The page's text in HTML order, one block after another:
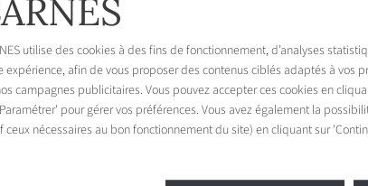
Tropez
mai 1945
France
utilise des cookies à des fins de fonctionnement, d’analyses
expérience, afin de vous proposer des contenus ciblés adaptés à vos
campagnes publicitaires. Vous pouvez accepter ces cookies en
pour gérer vos préférences. Vous avez également la
ceux nécessaires au bon fonctionnement du site) en cliquant sur